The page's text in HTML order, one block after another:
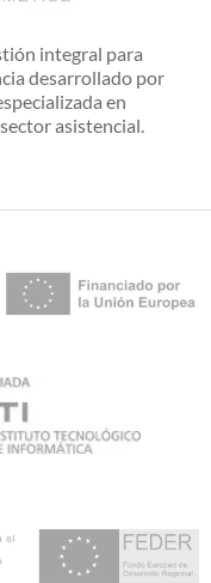
integral para
desarrollado por
en
asistencial.